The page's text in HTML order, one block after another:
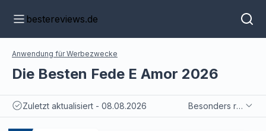
bestereviews.de
Anwendung für Werbezwecke
Die Besten Fede E Amor 2026
Zuletzt aktualisiert - 08.08.2026 Besonders relevant